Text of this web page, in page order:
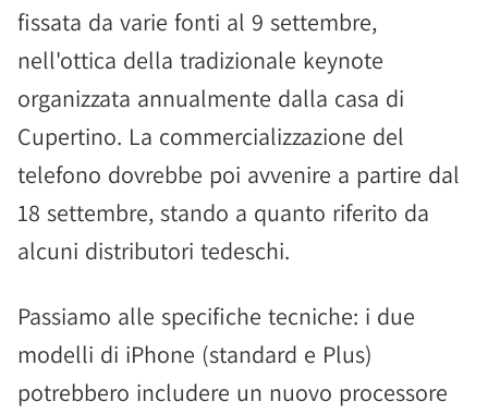
fissata da varie fonti al 9 settembre,
nell'ottica della tradizionale keynote
organizzata annualmente dalla casa di
Cupertino. La commercializzazione del
telefono dovrebbe poi avvenire a partire dal
18 settembre, stando a quanto riferito da
alcuni distributori tedeschi.
Passiamo alle specifiche tecniche: i due
modelli di iPhone (standard e Plus)
potrebbero includere un nuovo processore